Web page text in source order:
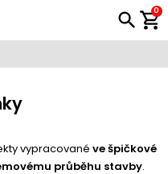
0
vypracované ve špičkové
průběhu stavby.